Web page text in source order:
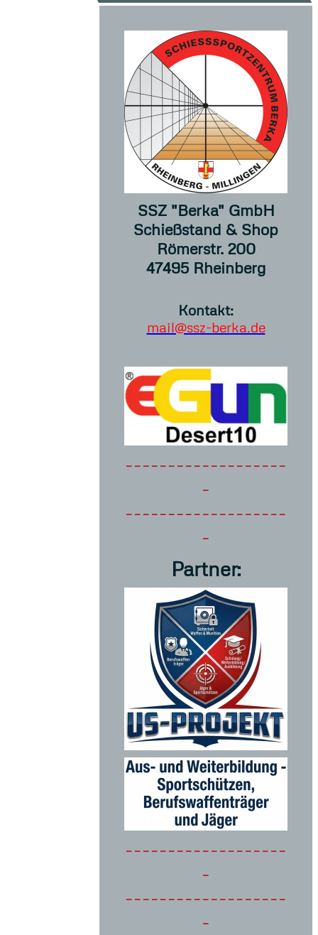
SSZ "Berka" GmbH
Schießstand & Shop
Römerstr. 200
47495 Rheinberg
Kontakt:
mail@ssz-berka.de
-------------------
-
-------------------
-
Partner:
-------------------
-
-------------------
-